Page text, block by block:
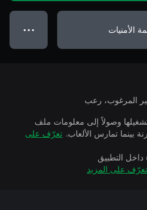
الأمنيات ● ● ●
المرغوب، رعب
وصولاً إلى معلومات ملف
تعرّف على
داخل التطبيق
تعرّف على المزيد